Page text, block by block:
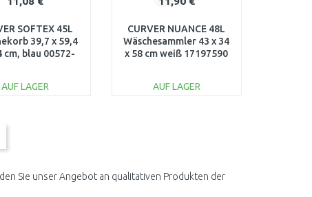
SOFTEX 45L
39,7 x 59,4
cm, blau 00572-
AUF LAGER
CURVER NUANCE 48L
Wäschesammler 43 x 34
x 58 cm weiß 17197590
AUF LAGER
Sie unser Angebot an qualitativen Produkten der